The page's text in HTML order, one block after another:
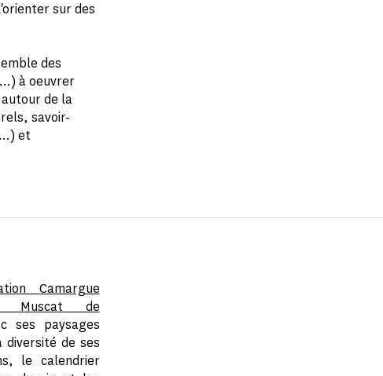
sur des
des
à oeuvrer
de la
savoir-
et
Camargue
Muscat de
ses paysages
diversité de ses
le calendrier